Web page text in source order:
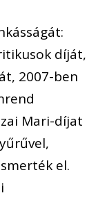
díját,
2007-ben
Mari-díjat
el.